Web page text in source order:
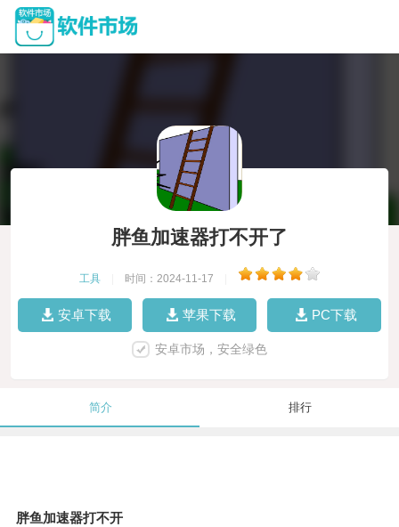
胖鱼加速器打不开了
工具 时间：2024-11-17
安卓下载 苹果下载 PC下载
安卓市场，安全绿色
简介 排行
胖鱼加速器打不开